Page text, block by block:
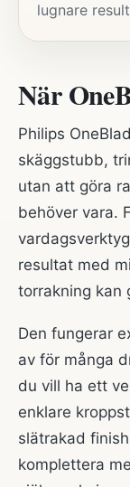
lugnare
När
Philips
skäggstubb,
utan att göra
behöver vara.
resultat med
torrakning kan
Den fungerar
av för många
du vill ha ett
enklare
slätrakad
komplettera